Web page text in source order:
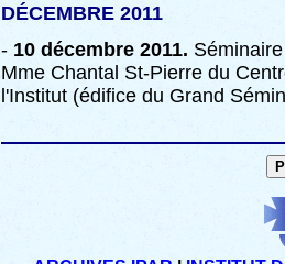
DÉCEMBRE 2011
- 10 décembre 2011.
Mme Chantal St-Pierre du
l'Institut (édifice du Grand